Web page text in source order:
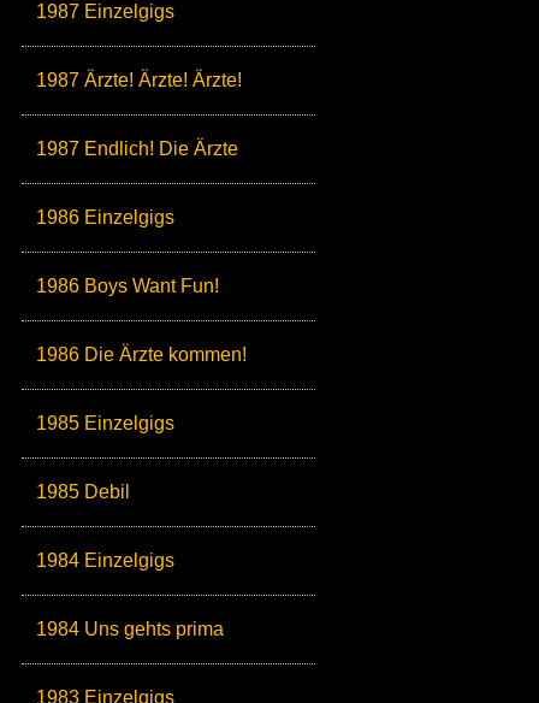
1987 Einzelgigs
1987 Ärzte! Ärzte! Ärzte!
1987 Endlich! Die Ärzte
1986 Einzelgigs
1986 Boys Want Fun!
1986 Die Ärzte kommen!
1985 Einzelgigs
1985 Debil
1984 Einzelgigs
1984 Uns gehts prima
1983 Einzelgigs